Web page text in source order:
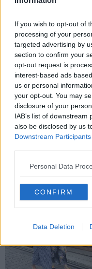
If you wish to opt-out of
processing of your
targeted advertising by
section to confirm your
opt-out request is
interest-based ads
us or personal
your opt-out. You may
disclosure of your
IAB’s list of
also be disclosed by us
Downstream Participants
Personal Data
CONFIRM
Data Deletion